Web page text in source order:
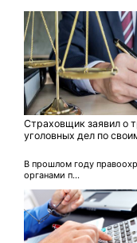
Страховщик заявил о
уголовных дел по
В прошлом году
органами п...